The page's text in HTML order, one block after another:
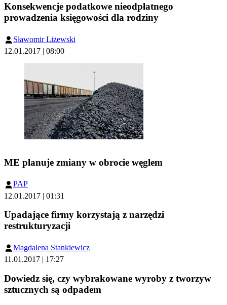
Konsekwencje podatkowe nieodpłatnego
prowadzenia księgowości dla rodziny
Sławomir Liżewski
12.01.2017 | 08:00
ME planuje zmiany w obrocie węglem
PAP
12.01.2017 | 01:31
Upadające firmy korzystają z narzędzi
restrukturyzacji
Magdalena Stankiewicz
11.01.2017 | 17:27
Dowiedz się, czy wybrakowane wyroby z tworzyw
sztucznych są odpadem